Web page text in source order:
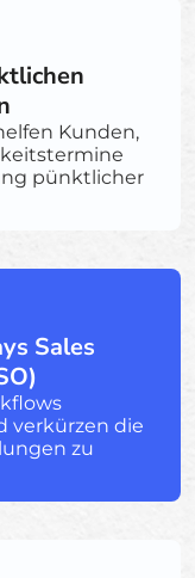
Kunden,
pünktlicher
Sales
verkürzen die
zu